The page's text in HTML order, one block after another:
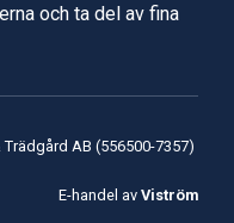
och ta del av fina
AB (556500-7357)
E-handel av Viström